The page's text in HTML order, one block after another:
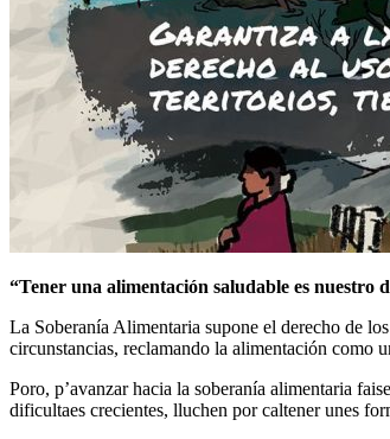
“Tener una alimentación saludable es nuestro
La Soberanía Alimentaria supone el derecho de
circunstancias, reclamando la alimentación como
Poro, p’avanzar hacia la soberanía alimentaria
dificultaes crecientes, lluchen por caltener unes